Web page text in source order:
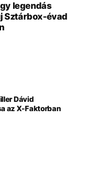
legendás
Sztárbox-évad
Dávid
az X-Faktorban